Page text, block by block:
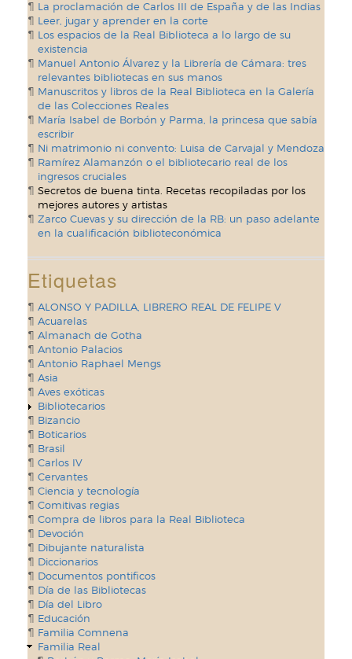
La proclamación de Carlos III de España y de las Indias
Leer, jugar y aprender en la corte
Los espacios de la Real Biblioteca a lo largo de su
existencia
Manuel Antonio Álvarez y la Librería de Cámara: tres
relevantes bibliotecas en sus manos
Manuscritos y libros de la Real Biblioteca en la Galería
de las Colecciones Reales
María Isabel de Borbón y Parma, la princesa que sabía
escribir
Ni matrimonio ni convento: Luisa de Carvajal y Mendoza
Ramírez Alamanzón o el bibliotecario real de los
ingresos cruciales
Secretos de buena tinta. Recetas recopiladas por los
mejores autores y artistas
Zarco Cuevas y su dirección de la RB: un paso adelante
en la cualificación biblioteconómica
Etiquetas
ALONSO Y PADILLA, LIBRERO REAL DE FELIPE V
Acuarelas
Almanach de Gotha
Antonio Palacios
Antonio Raphael Mengs
Asia
Aves exóticas
Bibliotecarios
Bizancio
Boticarios
Brasil
Carlos IV
Cervantes
Ciencia y tecnología
Comitivas regias
Compra de libros para la Real Biblioteca
Devoción
Dibujante naturalista
Diccionarios
Documentos pontificos
Día de las Bibliotecas
Día del Libro
Educación
Familia Comnena
Familia Real